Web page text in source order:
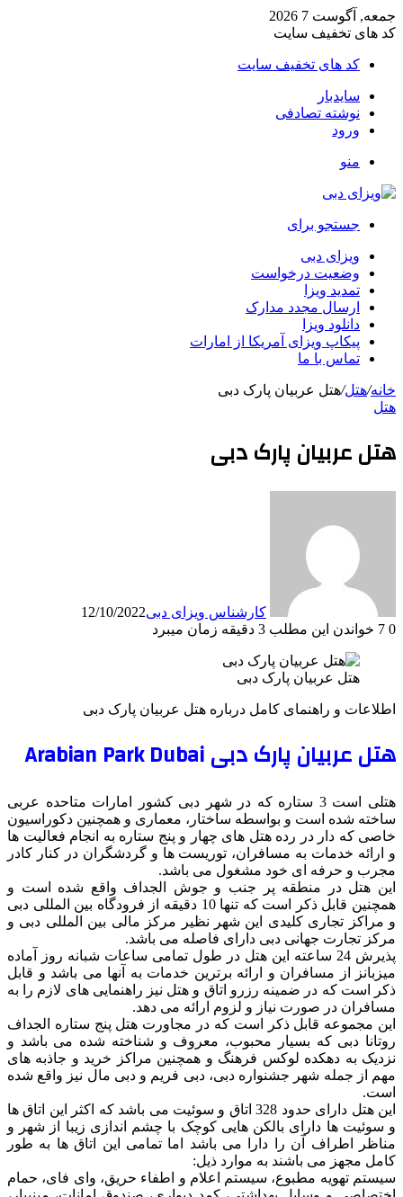
جمعه, آگوست 7 2026
کد های تخفیف سایت
کد های تخفیف سایت
سایدبار
نوشته تصادفی
ورود
منو
جستجو برای
ویزای دبی
وضعیت درخواست
تمدید ویزا
ارسال مجدد مدارک
دانلود ویزا
پیکاپ ویزای آمریکا از امارات
تماس با ما
خانه/هتل/هتل عربیان پارک دبی
هتل
هتل عربیان پارک دبی
کارشناس ویزای دبی12/10/2022
0
خواندن این مطلب 3 دقیقه زمان میبرد
هتل عربیان پارک دبی
اطلاعات و راهنمای کامل درباره هتل عربیان پارک دبی
هتل عربیان پارک دبی Arabian Park Dubai
هتلی است 3 ستاره که در شهر دبی کشور امارات متاحده عربی
ساخته شده است و بواسطه ساختار، معماری و همچنین دکوراسیون
خاصی که دار در رده هتل های چهار و پنج ستاره به انجام فعالیت ها
و ارائه خدمات به مسافران، توریست ها و گردشگران در کنار کادر
مجرب و حرفه ای خود مشغول می باشد.
این هتل در منطقه پر جنب و جوش الجداف واقع شده است و
همچنین قابل ذکر است که تنها 10 دقیقه از فرودگاه بین المللی دبی
و مراکز تجاری کلیدی این شهر نظیر مرکز مالی بین المللی دبی و
مرکز تجارت جهانی دبی دارای فاصله می باشد.
پذیرش 24 ساعته این هتل در طول تمامی ساعات شبانه روز آماده
میزبانز از مسافران و ارائه برترین خدمات به آنها می باشد و قابل
ذکر است که در ضمینه رزرو اتاق و هتل نیز راهنمایی های لازم را به
مسافران در صورت نیاز و لزوم ارائه می دهد.
این مجموعه قابل ذکر است که در مجاورت هتل پنج ستاره الجداف
روتانا دبی که بسیار محبوب، معروف و شناخته شده می باشد و
نزدیک به دهکده لوکس فرهنگ و همچنین مراکز خرید و جاذبه های
مهم از جمله شهر جشنواره دبی، دبی فریم و دبی مال نیز واقع شده
است.
این هتل دارای حدود 328 اتاق و سوئیت می باشد که اکثر این اتاق ها
و سوئیت ها دارای بالکن هایی کوچک با چشم اندازی زیبا از شهر و
مناظر اطراف آن را دارا می باشد اما تمامی این اتاق ها به طور
کامل مجهز می باشند به موارد ذیل:
سیستم تهویه مطبوع، سیستم اعلام و اطفاء حریق، وای فای، حمام